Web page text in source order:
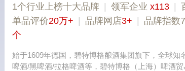
1个行业上榜十大品牌 领军企业 x113
单品评价20万+ 品牌网店3+ 品牌指数
个
始于1609年德国，碧特博格酿酒集团旗下，全球
啤酒/黑啤酒/拉格啤酒等，碧特博格（上海）啤酒贸